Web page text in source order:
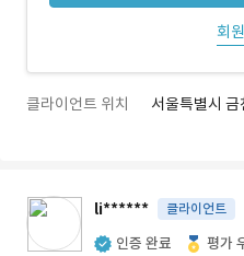
회
클라이언트 위치 서울특별시 금
li****** 클라이언트
인증 완료 평가